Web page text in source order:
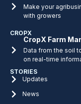
Make your
with growers
CROPX
CropX Farm
Data from the soil
on real-time
STORIES
Updates
News